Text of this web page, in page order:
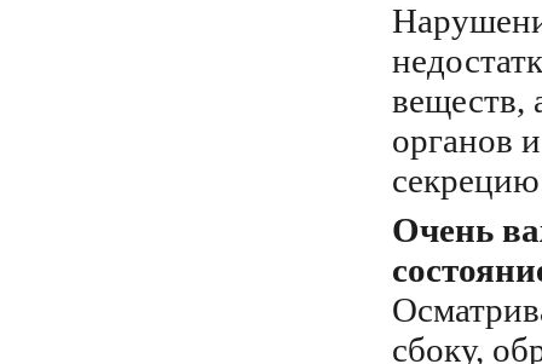
веществ,
органов
Очень
сбоку,